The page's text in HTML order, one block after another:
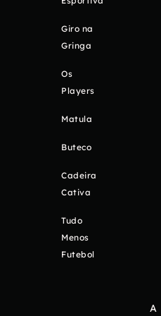
Giro na
Gringa
Os
Players
Matula
Buteco
Cadeira
Cativa
Tudo
Menos
Futebol
A